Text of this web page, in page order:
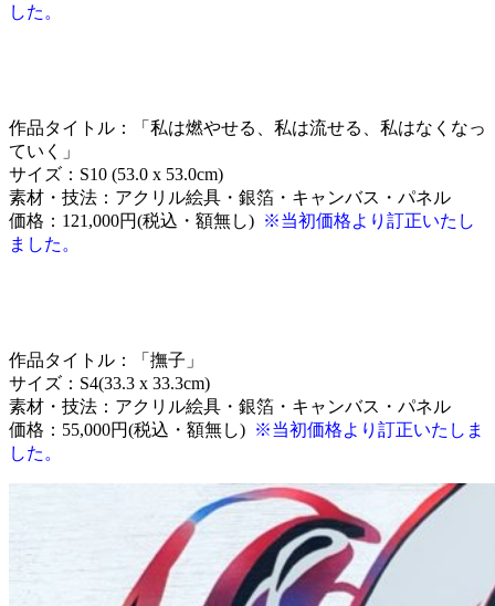
した。
作品タイトル：「私は燃やせる、私は流せる、私はなくなっ
ていく」
サイズ：S10 (53.0 x 53.0cm)
素材・技法：アクリル絵具・銀箔・キャンバス・パネル
価格：121,000円(税込・額無し) ※当初価格より訂正いたし
ました。
作品タイトル：「撫子」
サイズ：S4(33.3 x 33.3cm)
素材・技法：アクリル絵具・銀箔・キャンバス・パネル
価格：55,000円(税込・額無し) ※当初価格より訂正いたしま
した。